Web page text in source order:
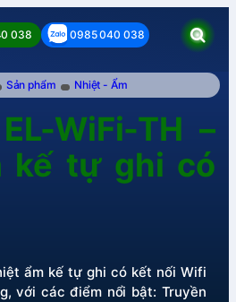
038 0985 040 038
Sản phẩm Nhiệt - Ẩm
WiFi-TH –
kế tự ghi có
ẩm kế tự ghi có kết nối Wifi
với các điểm nổi bật: Truyền